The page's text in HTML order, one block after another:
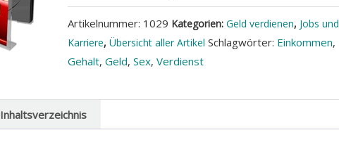
Sex
Menge
Artikelnummer: 1029 Kategorien:Geld verdienen, Jobs und
Karriere,Übersicht aller Artikel Schlagwörter: Einkommen,
Gehalt,Geld,Sex,Verdienst
Inhaltsverzeichnis